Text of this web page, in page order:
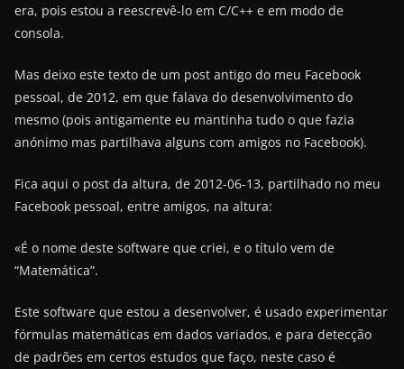
era, pois estou a reescrevê-lo em C/C++ e em modo de
consola.
Mas deixo este texto de um post antigo do meu Facebook
pessoal, de 2012, em que falava do desenvolvimento do
mesmo (pois antigamente eu mantinha tudo o que fazia
anónimo mas partilhava alguns com amigos no Facebook).
Fica aqui o post da altura, de 2012-06-13, partilhado no meu
Facebook pessoal, entre amigos, na altura:
«É o nome deste software que criei, e o título vem de
“Matemática”.
Este software que estou a desenvolver, é usado experimentar
fórmulas matemáticas em dados variados, e para detecção
de padrões em certos estudos que faço, neste caso é